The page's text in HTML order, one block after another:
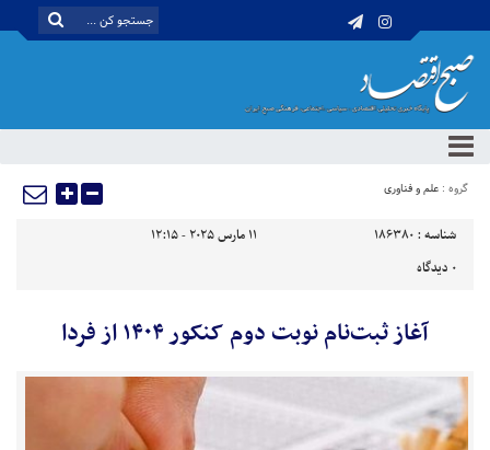
گروه : علم و فناوری
شناسه : 186380
11 مارس 2025 - 12:15
0 دیدگاه
آغاز ثبت‌نام نوبت دوم کنکور ۱۴۰۴ از فردا